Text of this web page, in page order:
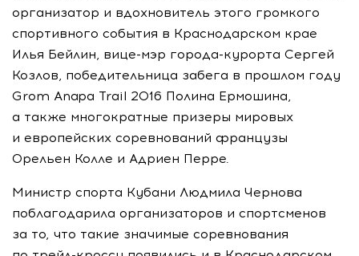
организатор и вдохновитель этого громкого
спортивного события в Краснодарском крае
Илья Бейлин, вице-мэр города-курорта Сергей
Козлов, победительница забега в прошлом году
Grom Anapa Trail 2016 Полина Ермошина,
а также многократные призеры мировых
и европейских соревнований французы
Орельен Колле и Адриен Перре.
Министр спорта Кубани Людмила Чернова
поблагодарила организаторов и спортсменов
за то, что такие значимые соревнования